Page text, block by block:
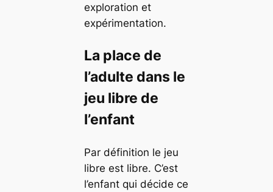
exploration et
expérimentation.
La place de
l’adulte dans le
jeu libre de
l’enfant
Par définition le jeu
libre est libre. C’est
l’enfant qui décide ce